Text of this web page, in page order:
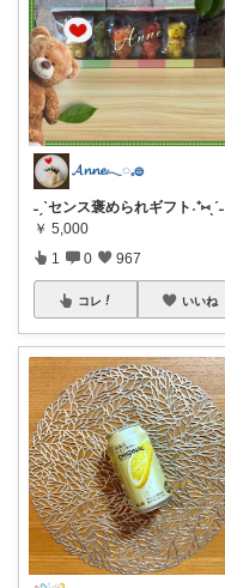
𝓐𝓷𝓷𝓮𓂃◌𓈒𓐍
˗ˏˋセンス褒められギフト˖⁺⑅ˎˊ˗
￥ 5,000
1 0 967
コレ いいね